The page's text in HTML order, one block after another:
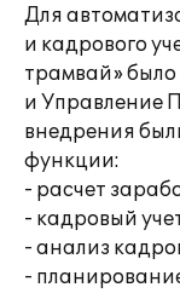
Для
и кадрового
трамвай»
и Управление
внедрения
функции:
- расчет
- кадровый
- анализ
-